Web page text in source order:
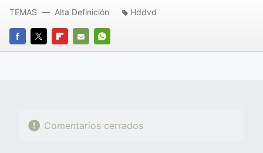
FACEBOOK
TWITTERFLIPBOARD
E-
WHATSAPP
TEMAS Alta Definición Hddvd
Comentarios cerrados